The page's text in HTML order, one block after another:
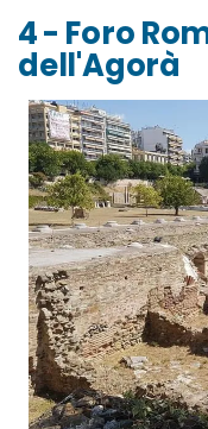
4 - Foro
dell'Agorà